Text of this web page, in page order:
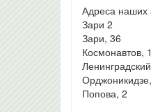
Адреса наших
Зари 2
Зари, 36
Космонавтов,
Попова, 2